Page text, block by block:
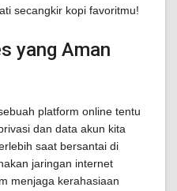
secangkir kopi favoritmu!
yang Aman
platform online tentu
dan data akun kita
saat bersantai di
jaringan internet
menjaga kerahasiaan